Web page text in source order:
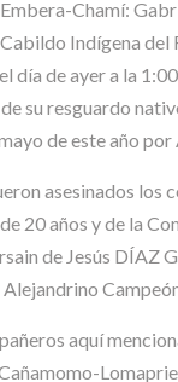
Chamí:
Indígena
día de ayer a la
su resguardo
de este año
asesinados los
20 años y de la
de Jesús
aquí